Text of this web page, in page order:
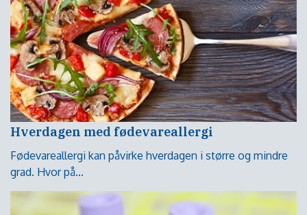
Hverdagen med fødevareallergi
Fødevareallergi kan påvirke hverdagen i større og mindre
grad. Hvor på...